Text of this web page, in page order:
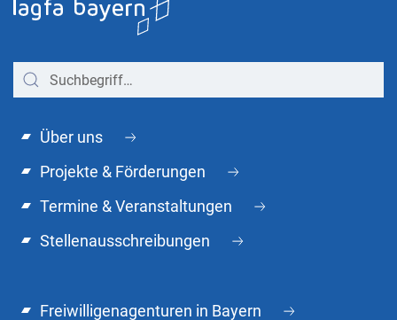
Über uns
Projekte & Förderungen
Termine & Veranstaltungen
Stellenausschreibungen
Freiwilligenagenturen in Bayern